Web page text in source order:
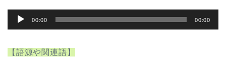
声
レ
00:00 00:00
【語源や関連語】